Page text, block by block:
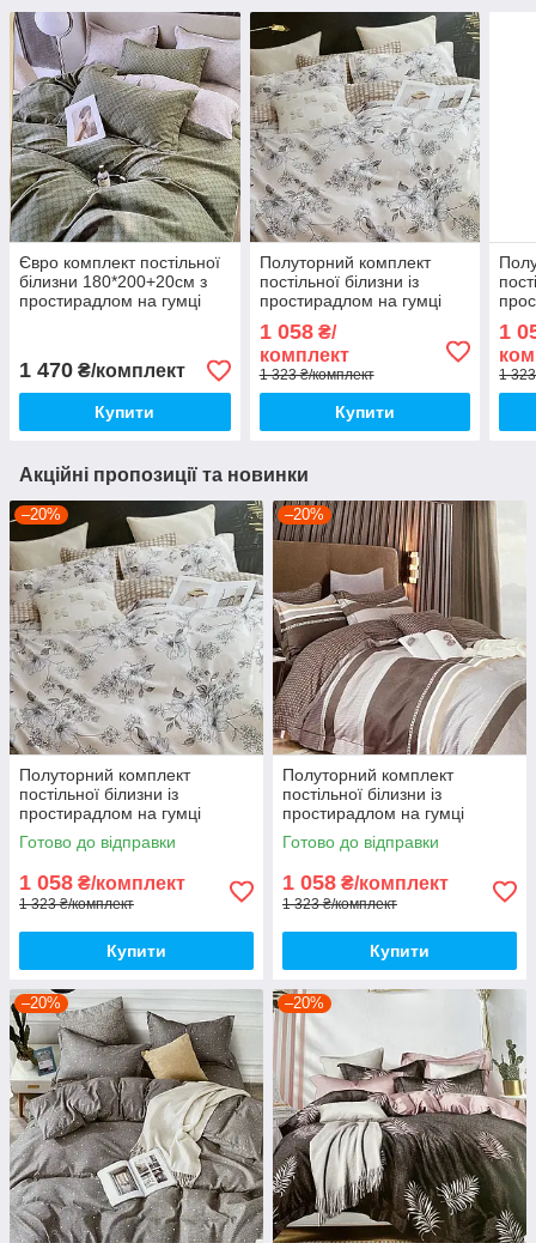
Євро комплект постільної
білизни 180*200+20см з
простирадлом на гумці
1 470 ₴/комплект
Купити
Полуторний комплект
постільної білизни із
простирадлом на гумці
150*220см. Постільна
білизна з фланелі
1 058₴/
комплект
1 323 ₴/комплект
Купити
1
1
Акційні пропозиції та новинки
–20%
Полуторний комплект
постільної білизни із
простирадлом на гумці
150*220см. Постільна білизна
з фланелі
Готово до відправки
1 058 ₴/комплект
1 323 ₴/комплект
Купити
–20%
Полуторний комплект
постільної білизни із
простирадлом на гумці
150*220см. Постільна білизна
з фланелі
Готово до відправки
1 058 ₴/комплект
1 323 ₴/комплект
Купити
–20% –20%